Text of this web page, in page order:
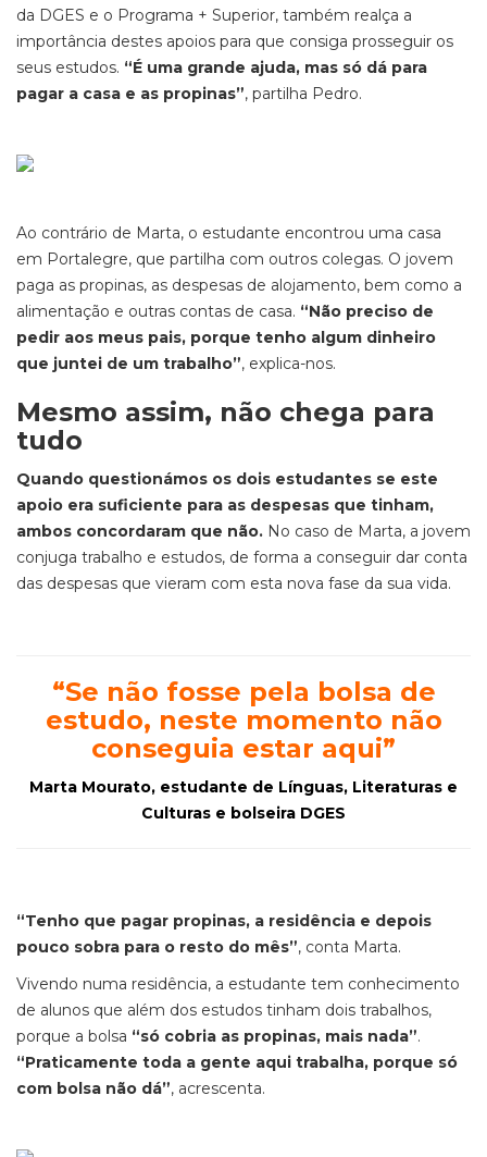
da DGES e o Programa + Superior, também realça a
importância destes apoios para que consiga prosseguir os
seus estudos. “É uma grande ajuda, mas só dá para
pagar a casa e as propinas”, partilha Pedro.
Ao contrário de Marta, o estudante encontrou uma casa
em Portalegre, que partilha com outros colegas. O jovem
paga as propinas, as despesas de alojamento, bem como a
alimentação e outras contas de casa. “Não preciso de
pedir aos meus pais, porque tenho algum dinheiro
que juntei de um trabalho”, explica-nos.
Mesmo assim, não chega para
tudo
Quando questionámos os dois estudantes se este
apoio era suficiente para as despesas que tinham,
ambos concordaram que não. No caso de Marta, a jovem
conjuga trabalho e estudos, de forma a conseguir dar conta
das despesas que vieram com esta nova fase da sua vida.
“Se não fosse pela bolsa de
estudo, neste momento não
conseguia estar aqui”
Marta Mourato, estudante de Línguas, Literaturas e
Culturas e bolseira DGES
“Tenho que pagar propinas, a residência e depois
pouco sobra para o resto do mês”, conta Marta.
Vivendo numa residência, a estudante tem conhecimento
de alunos que além dos estudos tinham dois trabalhos,
porque a bolsa “só cobria as propinas, mais nada”.
“Praticamente toda a gente aqui trabalha, porque só
com bolsa não dá”, acrescenta.